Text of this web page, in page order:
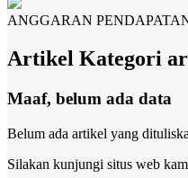
ANGGARAN
Artikel Kategori
Maaf, belum ada data
Belum ada artikel yang
Silakan kunjungi situs web